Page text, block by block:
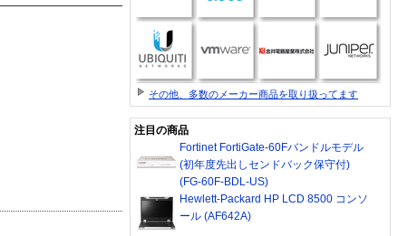
その他、多数のメーカー商品を取り扱ってます
注目の商品
Fortinet FortiGate-60Fバンドルモデル
(初年度先出しセンドバック保守付)
(FG-60F-BDL-US)
Hewlett-Packard HP LCD 8500 コンソ
ール (AF642A)